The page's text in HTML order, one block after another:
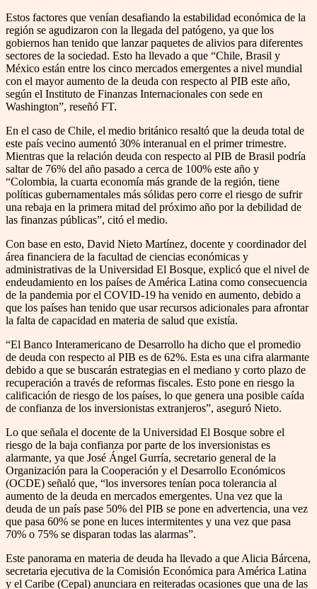
Estos factores que venían desafiando la estabilidad económica de la
región se agudizaron con la llegada del patógeno, ya que los
gobiernos han tenido que lanzar paquetes de alivios para diferentes
sectores de la sociedad. Esto ha llevado a que “Chile, Brasil y
México están entre los cinco mercados emergentes a nivel mundial
con el mayor aumento de la deuda con respecto al PIB este año,
según el Instituto de Finanzas Internacionales con sede en
Washington”, reseñó FT.
En el caso de Chile, el medio británico resaltó que la deuda total de
este país vecino aumentó 30% interanual en el primer trimestre.
Mientras que la relación deuda con respecto al PIB de Brasil podría
saltar de 76% del año pasado a cerca de 100% este año y
“Colombia, la cuarta economía más grande de la región, tiene
políticas gubernamentales más sólidas pero corre el riesgo de sufrir
una rebaja en la primera mitad del próximo año por la debilidad de
las finanzas públicas”, citó el medio.
Con base en esto, David Nieto Martínez, docente y coordinador del
área financiera de la facultad de ciencias económicas y
administrativas de la Universidad El Bosque, explicó que el nivel de
endeudamiento en los países de América Latina como consecuencia
de la pandemia por el COVID-19 ha venido en aumento, debido a
que los países han tenido que usar recursos adicionales para afrontar
la falta de capacidad en materia de salud que existía.
“El Banco Interamericano de Desarrollo ha dicho que el promedio
de deuda con respecto al PIB es de 62%. Esta es una cifra alarmante
debido a que se buscarán estrategias en el mediano y corto plazo de
recuperación a través de reformas fiscales. Esto pone en riesgo la
calificación de riesgo de los países, lo que genera una posible caída
de confianza de los inversionistas extranjeros”, aseguró Nieto.
Lo que señala el docente de la Universidad El Bosque sobre el
riesgo de la baja confianza por parte de los inversionistas es
alarmante, ya que José Ángel Gurría, secretario general de la
Organización para la Cooperación y el Desarrollo Económicos
(OCDE) señaló que, “los inversores tenían poca tolerancia al
aumento de la deuda en mercados emergentes. Una vez que la
deuda de un país pase 50% del PIB se pone en advertencia, una vez
que pasa 60% se pone en luces intermitentes y una vez que pasa
70% o 75% se disparan todas las alarmas”.
Este panorama en materia de deuda ha llevado a que Alicia Bárcena,
secretaria ejecutiva de la Comisión Económica para América Latina
y el Caribe (Cepal) anunciara en reiteradas ocasiones que una de las